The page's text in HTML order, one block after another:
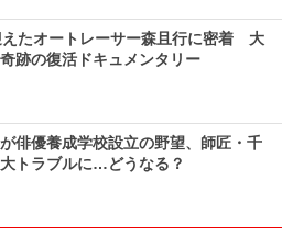
えたオートレーサー森且行に密着 大
跡の復活ドキュメンタリー
俳優養成学校設立の野望、師匠・千
トラブルに…どうなる？